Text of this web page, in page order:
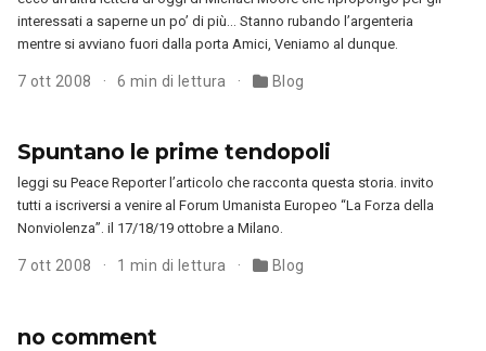
interessati a saperne un po’ di più… Stanno rubando l’argenteria
mentre si avviano fuori dalla porta Amici, Veniamo al dunque.
7 ott 2008 6 min di lettura Blog
Spuntano le prime tendopoli
leggi su Peace Reporter l’articolo che racconta questa storia. invito
tutti a iscriversi a venire al Forum Umanista Europeo “La Forza della
Nonviolenza”. il 17/18/19 ottobre a Milano.
7 ott 2008 1 min di lettura Blog
no comment